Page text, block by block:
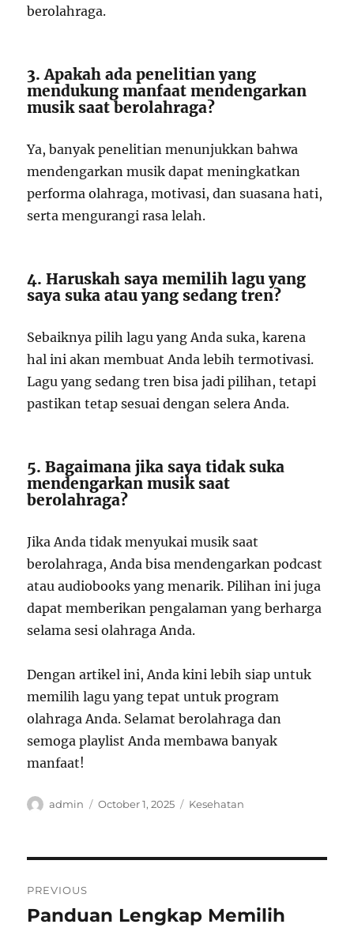
berolahraga.
3. Apakah ada penelitian yang
mendukung manfaat mendengarkan
musik saat berolahraga?
Ya, banyak penelitian menunjukkan bahwa
mendengarkan musik dapat meningkatkan
performa olahraga, motivasi, dan suasana hati,
serta mengurangi rasa lelah.
4. Haruskah saya memilih lagu yang
saya suka atau yang sedang tren?
Sebaiknya pilih lagu yang Anda suka, karena
hal ini akan membuat Anda lebih termotivasi.
Lagu yang sedang tren bisa jadi pilihan, tetapi
pastikan tetap sesuai dengan selera Anda.
5. Bagaimana jika saya tidak suka
mendengarkan musik saat
berolahraga?
Jika Anda tidak menyukai musik saat
berolahraga, Anda bisa mendengarkan podcast
atau audiobooks yang menarik. Pilihan ini juga
dapat memberikan pengalaman yang berharga
selama sesi olahraga Anda.
Dengan artikel ini, Anda kini lebih siap untuk
memilih lagu yang tepat untuk program
olahraga Anda. Selamat berolahraga dan
semoga playlist Anda membawa banyak
manfaat!
Author
admin
Posted
October 1, 2025 Categories
Kesehatan
navigation
PREVIOUS
Previous
Panduan Lengkap Memilih